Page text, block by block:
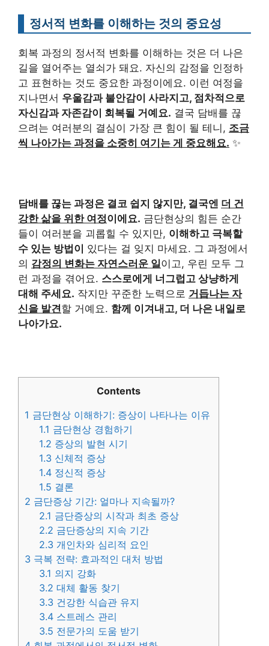
정서적 변화를 이해하는 것의 중요성
회복 과정의 정서적 변화를 이해하는 것은 더 나은
길을 열어주는 열쇠가 돼요. 자신의 감정을 인정하
고 표현하는 것도 중요한 과정이에요. 이런 여정을
지나면서 우울감과 불안감이 사라지고, 점차적으로
자신감과 자존감이 회복될 거예요. 결국 담배를 끊
으려는 여러분의 결심이 가장 큰 힘이 될 테니, 조금
씩 나아가는 과정을 소중히 여기는 게 중요해요. ✨
담배를 끊는 과정은 결코 쉽지 않지만, 결국엔 더 건
강한 삶을 위한 여정이에요. 금단현상의 힘든 순간
들이 여러분을 괴롭힐 수 있지만, 이해하고 극복할
수 있는 방법이
있다는 걸 잊지 마세요. 그 과정에서
의 감정의 변화는 자연스러운 일이고, 우린 모두 그
런 과정을 겪어요. 스스로에게 너그럽고 상냥하게
대해 주세요. 작지만 꾸준한 노력으로 거듭나는 자
신을 발견할 거예요. 함께 이겨내고, 더 나은 내일로
나아가요.
Contents
1 금단현상 이해하기: 증상이 나타나는 이유
1.1 금단현상 경험하기
1.2 증상의 발현 시기
1.3 신체적 증상
1.4 정신적 증상
1.5 결론
2 금단증상 기간: 얼마나 지속될까?
2.1 금단증상의 시작과 최초 증상
2.2 금단증상의 지속 기간
2.3 개인차와 심리적 요인
3 극복 전략: 효과적인 대처 방법
3.1 의지 강화
3.2 대체 활동 찾기
3.3 건강한 식습관 유지
3.4 스트레스 관리
3.5 전문가의 도움 받기